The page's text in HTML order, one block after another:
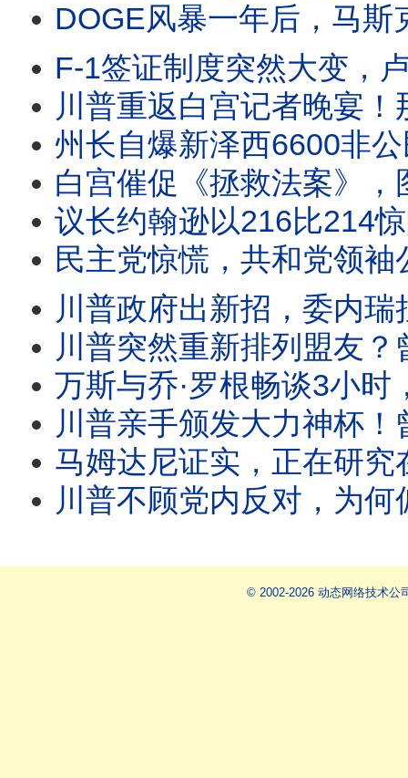
DOGE风暴一年后，马斯克首次谈那段经历。90分钟专访，他没有
F-1签证制度突然大变，卢比奥对留学生下逐客令？白宫副幕僚长米勒最
川普重返白宫记者晚宴！那篇三个月前中断的演讲，终于公开。为
州长自爆新泽西6600非公民投票案，司法部要求彻查。共和党
白宫催促《拯救法案》，图恩一句话把球踢回白宫。川普启动301关税
议长约翰逊以216比214惊险推进《拯救法案》。比尔·马赫警告：
民主党惊慌，共和党领袖公开欢迎费特曼！馆长被问懵？国
川普政府出新招，委内瑞拉首轮民主过渡谈判8月1日启动。卢比奥
川普突然重新排列盟友？曾反对他的英国新首相获公开称赞，加拿大却遭
万斯与乔·罗根畅谈3小时，究竟想告诉美国什么？年轻人买不起房
川普亲手颁发大力神杯！曾不懂足球的他，为何突然谈起梅西、C罗头头是道？原来
马姆达尼证实，正在研究在纽约逮捕以色列总理。民主党裂痕扩大。川普邀北
川普不顾党内反对，为何偏偏背书枕头哥竞选州长？西雅图检察官就职不到1小
© 2002-2026 动态网络技术公